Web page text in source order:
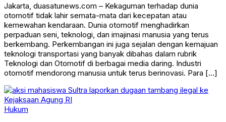
Jakarta, duasatunews.com – Kekaguman terhadap dunia
otomotif tidak lahir semata-mata dari kecepatan atau
kemewahan kendaraan. Dunia otomotif menghadirkan
perpaduan seni, teknologi, dan imajinasi manusia yang terus
berkembang. Perkembangan ini juga sejalan dengan kemajuan
teknologi transportasi yang banyak dibahas dalam rubrik
Teknologi dan Otomotif di berbagai media daring. Industri
otomotif mendorong manusia untuk terus berinovasi. Para […]
Hukum